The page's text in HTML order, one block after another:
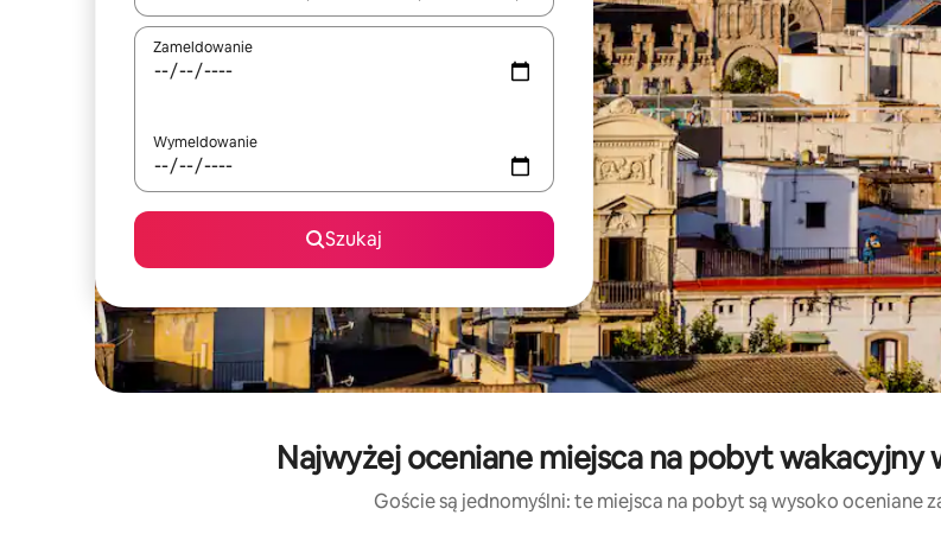
Zameldowanie
Wymeldowanie
Szukaj
Najwyżej oceniane miejsca na pobyt wakacyjny
Goście są jednomyślni: te miejsca na pobyt są wysoko oceniane